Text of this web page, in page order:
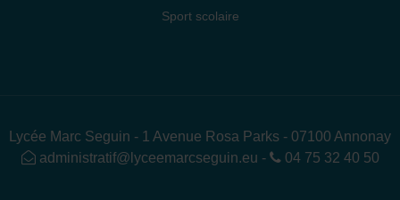
Sport scolaire
Lycée Marc Seguin - 1 Avenue Rosa Parks - 07100 Annonay
administratif@lyceemarcseguin.eu - 04 75 32 40 50